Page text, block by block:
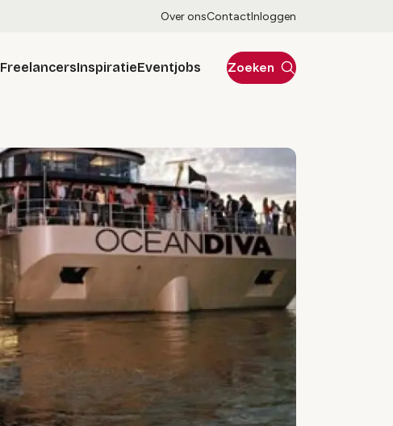
Over onsContactInloggen
FreelancersInspiratieEventjobs Zoeken